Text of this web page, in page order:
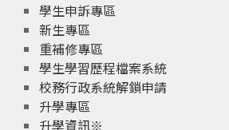
學生申訴專區
新生專區
重補修專區
學生學習歷程檔案系統
校務行政系統解鎖申請
升學專區
升學資訊※